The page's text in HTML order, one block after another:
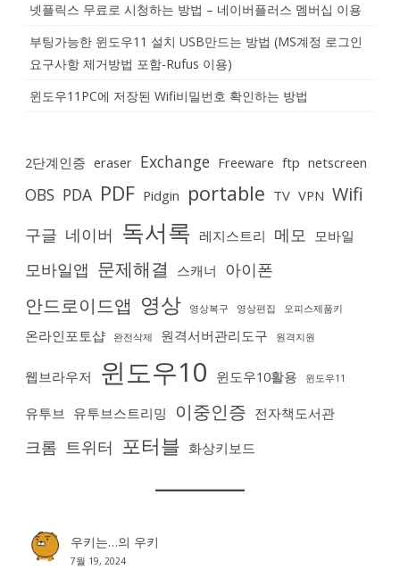
넷플릭스 무료로 시청하는 방법 – 네이버플러스 멤버십 이용
부팅가능한 윈도우11 설치 USB만드는 방법 (MS계정 로그인
요구사항 제거방법 포함-Rufus 이용)
윈도우11PC에 저장된 Wifi비밀번호 확인하는 방법
2단계인증 eraser Exchange Freeware ftp netscreen
OBS PDA PDF Pidgin portable TV VPN Wifi
구글 네이버 독서록 레지스트리 메모 모바일
모바일앱 문제해결 스캐너 아이폰
안드로이드앱 영상 영상복구 영상편집 오피스제품키
온라인포토샵 완전삭제 원격서버관리도구 원격지원
웹브라우저 윈도우10 윈도우10활용 윈도우11
유투브 유투브스트리밍 이중인증 전자책도서관
크롬 트위터 포터블 화상키보드
우키는…의 우키
7월 19, 2024